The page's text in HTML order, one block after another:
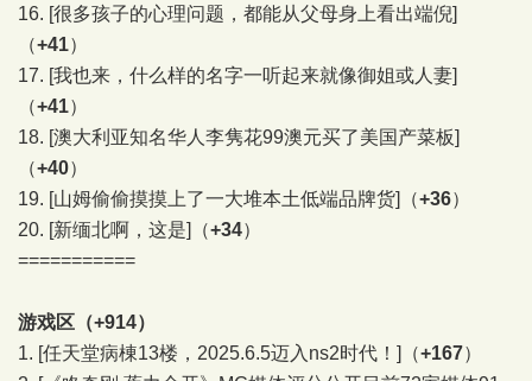
16. [很多孩子的心理问题，都能从父母身上看出端倪]
（+41）
17. [我也来，什么样的名字一听起来就像御姐或人妻]
（+41）
18. [澳大利亚知名华人李隽花99澳元买了美国产菜板]
（+40）
19. [山姆偷偷摸摸上了一大堆本土低端品牌货] （+36）
20. [新缅北啊，这是] （+34）
===========
游戏区（+914）
1. [任天堂病棟13楼，2025.6.5迈入ns2时代！] （+167）